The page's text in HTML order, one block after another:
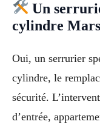
Un
cylindre
Oui, un serrurier
cylindre, le
sécurité.
d’entrée,